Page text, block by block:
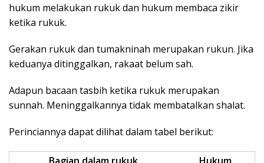
hukum melakukan rukuk dan hukum membaca zikir
ketika rukuk.
Gerakan rukuk dan tumakninah merupakan rukun. Jika
keduanya ditinggalkan, rakaat belum sah.
Adapun bacaan tasbih ketika rukuk merupakan
sunnah. Meninggalkannya tidak membatalkan shalat.
Perinciannya dapat dilihat dalam tabel berikut:
Bagian dalam rukuk Hukum